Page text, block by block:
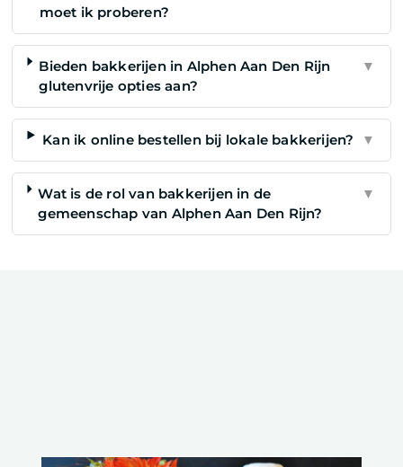
moet ik proberen?
Bieden bakkerijen in Alphen Aan Den Rijn
glutenvrije opties aan?
▼
Kan ik online bestellen bij lokale bakkerijen? ▼
Wat is de rol van bakkerijen in de
gemeenschap van Alphen Aan Den Rijn?
▼